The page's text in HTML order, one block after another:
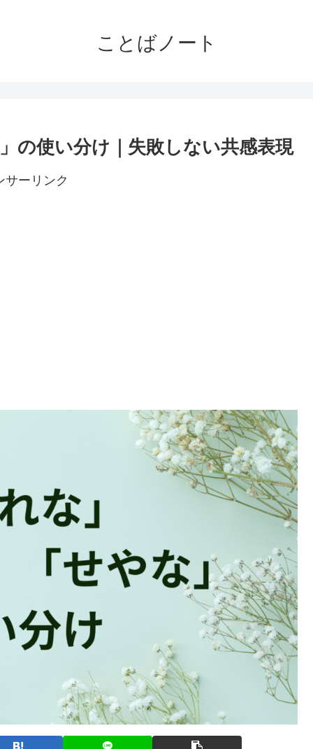
ことばノート
の使い分け｜失敗しない共感表現
サーリンク